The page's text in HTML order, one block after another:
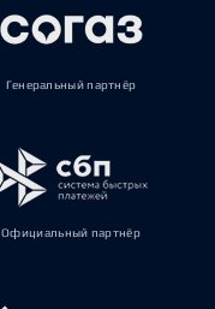
Генеральный партнёр
Официальный партнёр